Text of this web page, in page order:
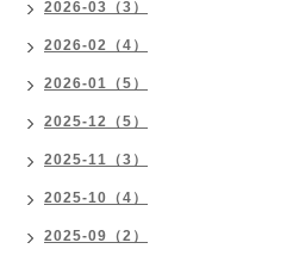
2026-03（3）
2026-02（4）
2026-01（5）
2025-12（5）
2025-11（3）
2025-10（4）
2025-09（2）